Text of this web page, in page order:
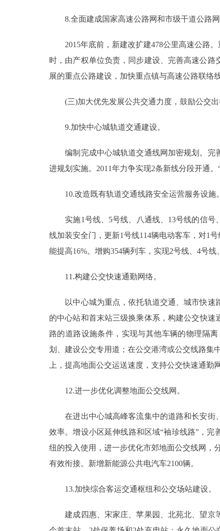
8.全面建成国家高速公路网和市级干道公路
2015年底前，新建改扩建478公里高速公路。
时，由产权单位负责，同步建设、完善高速公
展的重点公路建设，加快重点镇与高速公路联络
(三)加大优先发展公共交通力度，鼓励公交出
9.加快中心城轨道交通建设。
编制完成中心城轨道交通线网加密规划。完
进规划实施。2011年力争实现2条新线分段开通
10.改造既有轨道交通线路安全运营服务设施
实施1号线、5号线、八通线、13号线的信号
线加装安全门，更新1号线114辆电动客车，对1
能提高16%。增购354辆列车，实现2号线、4号
11.构建公交快速通勤网络。
以中心城为重点，依托轨道交通、城市快速
的中心站和首末站三级换乘体系，构建公交快
路的道路设施条件，实现与其他车辆的物理隔
划、建设公交专用道；在公交港湾或公交线路集
上，提高地面公交运送速度，支持公交快速通勤
12.进一步优化调整地面公交线网。
在进出中心城高峰客流集中的道路和长安街
效率。增设小区延伸线路和区域“袖珍线路”，
纽的投入使用，进一步优化市郊地面公交线网，
有效衔接。新增新能源公共电汽车2100辆。
13.加快综合客运交通枢纽和公交场站建设。
建成四惠、宋家庄、苹果园、北苑北、望京